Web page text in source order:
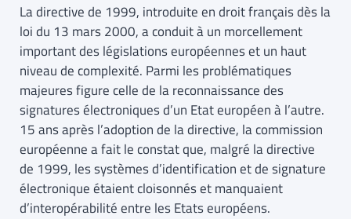
La directive de 1999, introduite en droit français dès la
loi du 13 mars 2000, a conduit à un morcellement
important des législations européennes et un haut
niveau de complexité. Parmi les problématiques
majeures figure celle de la reconnaissance des
signatures électroniques d’un Etat européen à l’autre.
15 ans après l’adoption de la directive, la commission
européenne a fait le constat que, malgré la directive
de 1999, les systèmes d’identification et de signature
électronique étaient cloisonnés et manquaient
d’interopérabilité entre les Etats européens.